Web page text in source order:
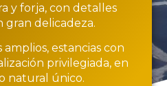
y forja, con detalles
gran delicadeza.
amplios, estancias con
privilegiada, en
natural único.